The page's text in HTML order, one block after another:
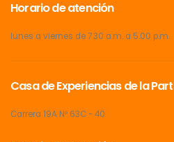
Horario de atención
lunes a viernes de 7.30 a.m. a 5.00 p.m.
Casa de Experiencias de la
Carrera 19A Nº 63C - 40